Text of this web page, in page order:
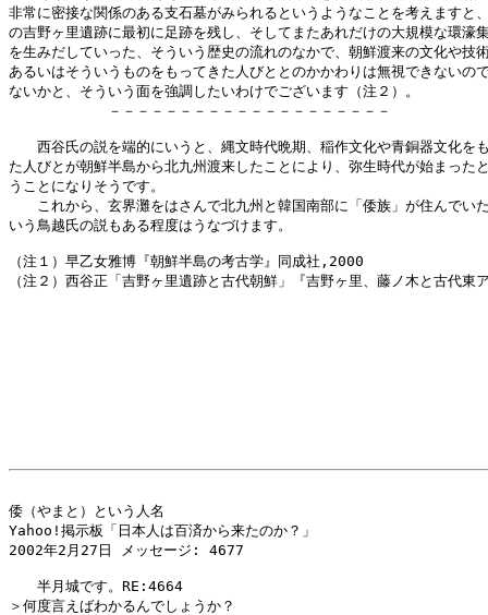
非常に密接な関係のある支石墓がみられるというようなことを考えますと
の吉野ヶ里遺跡に最初に足跡を残し、そしてまたあれだけの大規模な環濠
を生みだしていった、そういう歴史の流れのなかで、朝鮮渡来の文化や技
あるいはそういうものをもってきた人びととのかかわりは無視できないの
ないかと、そういう面を強調したいわけでございます（注２）。
－－－－－－－－－－－－－－－－－－－－
西谷氏の説を端的にいうと、縄文時代晩期、稲作文化や青銅器文化を
た人びとが朝鮮半島から北九州渡来したことにより、弥生時代が始まった
うことになりそうです。
これから、玄界灘をはさんで北九州と韓国南部に「倭族」が住んでい
いう鳥越氏の説もある程度はうなづけます。
（注１）早乙女雅博『朝鮮半島の考古学』同成社,2000
（注２）西谷正「吉野ヶ里遺跡と古代朝鮮」『吉野ヶ里、藤ノ木と古代
倭（やまと）という人名
Yahoo!掲示板「日本人は百済から来たのか？」
2002年2月27日 メッセージ: 4677
半月城です。RE:4664
＞何度言えばわかるんでしょうか？